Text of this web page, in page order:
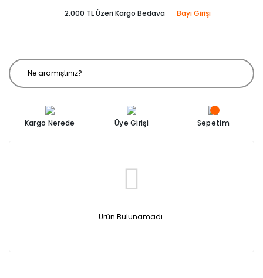
2.000 TL Üzeri Kargo Bedava Bayi Girişi
Kargo Nerede Üye Girişi Sepetim
Ürün Bulunamadı.